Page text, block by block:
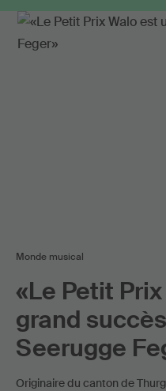
Monde musical
«Le Petit
grand
Seerugge
Originaire du canton de